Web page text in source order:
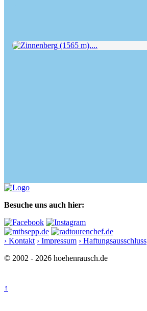
Besuche uns auch hier:
› Kontakt › Impressum › Haftungsausschluss
© 2002 - 2026 hoehenrausch.de
↑